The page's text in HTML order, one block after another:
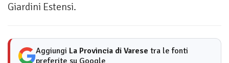
Giardini Estensi.
Aggiungi La Provincia di Varese tra le fonti